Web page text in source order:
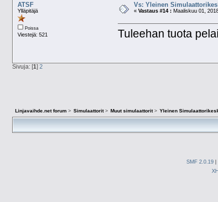
ATSF
Ylläpitäjä
Poissa
Viestejä: 521
Vs: Yleinen
« Vastaus #14 : Maaliskuu 01,
Tuleehan tuota
Sivuja: [1] 2
Linjavaihde.net forum> Simulaattorit> Muut simulaattorit> Yleinen
SMF 2.0.19 |